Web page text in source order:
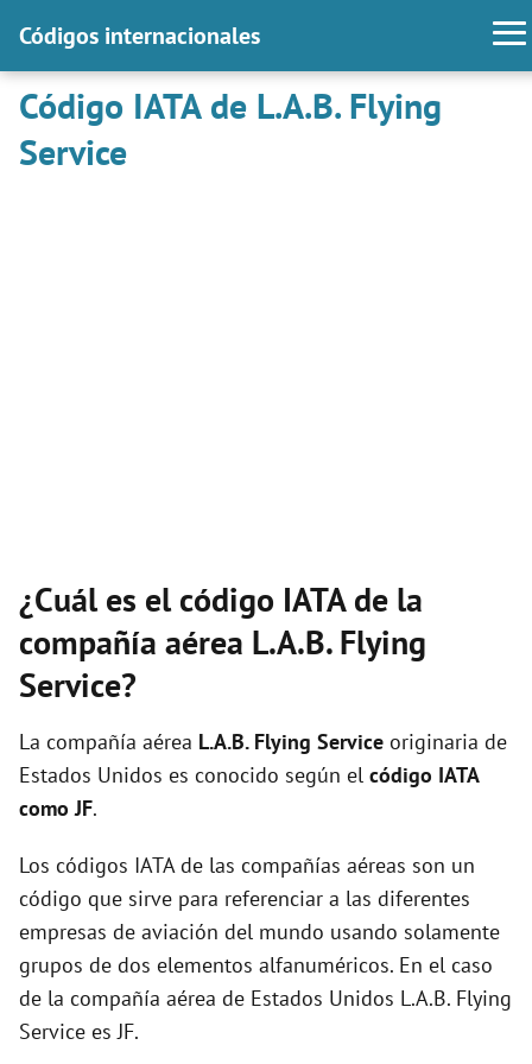
Códigos internacionales
Código IATA de L.A.B. Flying
Service
¿Cuál es el código IATA de la
compañía aérea L.A.B. Flying
Service?
La compañía aérea L.A.B. Flying Service originaria de
Estados Unidos es conocido según el código IATA
como JF.
Los códigos IATA de las compañías aéreas son un
código que sirve para referenciar a las diferentes
empresas de aviación del mundo usando solamente
grupos de dos elementos alfanuméricos. En el caso
de la compañía aérea de Estados Unidos L.A.B. Flying
Service es JF.